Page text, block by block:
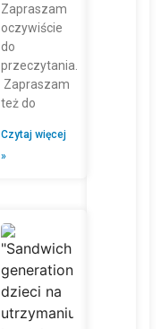
Zapraszam
oczywiście
do
przeczytania.
Zapraszam
też do
Czytaj więcej
»